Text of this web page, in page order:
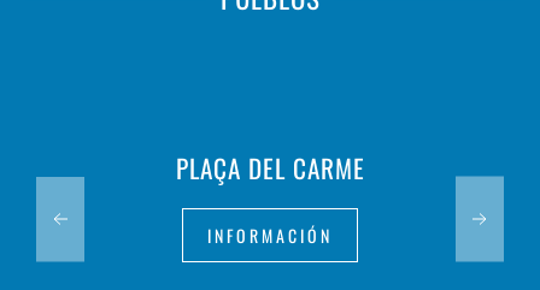
PLAÇA DEL CARME
INFORMACIÓN